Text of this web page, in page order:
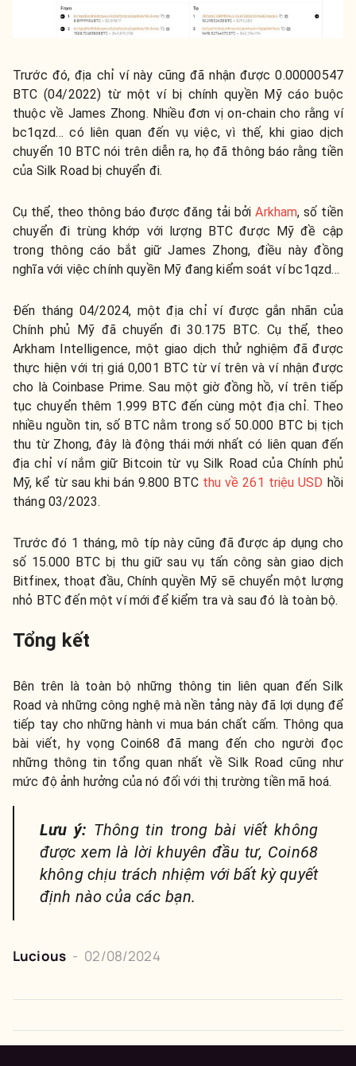
Trước đó, địa chỉ ví này cũng đã nhận được 0.00000547
BTC (04/2022) từ một ví bị chính quyền Mỹ cáo buộc
thuộc về James Zhong. Nhiều đơn vị on-chain cho rằng ví
bc1qzd… có liên quan đến vụ việc, vì thế, khi giao dịch
chuyển 10 BTC nói trên diễn ra, họ đã thông báo rằng tiền
của Silk Road bị chuyển đi.
Cụ thể, theo thông báo được đăng tải bởiArkham, số tiền
chuyển đi trùng khớp với lượng BTC được Mỹ đề cập
trong thông cáo bắt giữ James Zhong, điều này đồng
nghĩa với việc chính quyền Mỹ đang kiểm soát ví bc1qzd…
Đến tháng 04/2024, một địa chỉ ví được gắn nhãn của
Chính phủ Mỹ đã chuyển đi 30.175 BTC. Cụ thể, theo
Arkham Intelligence, một giao dịch thử nghiệm đã được
thực hiện với trị giá 0,001 BTC từ ví trên và ví nhận được
cho là Coinbase Prime. Sau một giờ đồng hồ, ví trên tiếp
tục chuyển thêm 1.999 BTC đến cùng một địa chỉ. Theo
nhiều nguồn tin, số BTC nằm trong số 50.000 BTC bị tịch
thu từ Zhong, đây là động thái mới nhất có liên quan đến
địa chỉ ví nắm giữ Bitcoin từ vụ Silk Road của Chính phủ
Mỹ, kể từ sau khi bán 9.800 BTC thu về 261 triệu USD hồi
tháng 03/2023.
Trước đó 1 tháng, mô típ này cũng đã được áp dụng cho
số 15.000 BTC bị thu giữ sau vụ tấn công sàn giao dịch
Bitfinex, thoạt đầu, Chính quyền Mỹ sẽ chuyển một lượng
nhỏ BTC đến một ví mới để kiểm tra và sau đó là toàn bộ.
Tổng kết
Bên trên là toàn bộ những thông tin liên quan đến Silk
Road và những công nghệ mà nền tảng này đã lợi dụng để
tiếp tay cho những hành vi mua bán chất cấm. Thông qua
bài viết, hy vọng Coin68 đã mang đến cho người đọc
những thông tin tổng quan nhất về Silk Road cũng như
mức độ ảnh hưởng của nó đối với thị trường tiền mã hoá.
Lưu ý: Thông tin trong bài viết không
được xem là lời khuyên đầu tư, Coin68
không chịu trách nhiệm với bất kỳ quyết
định nào của các bạn.
Lucious - 02/08/2024